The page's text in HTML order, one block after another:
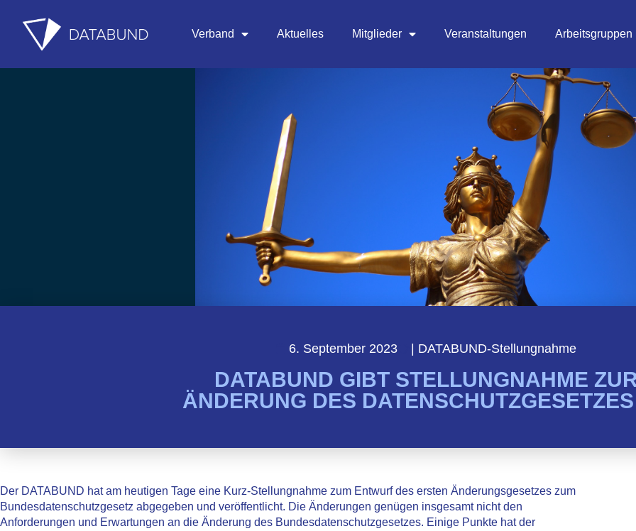
Verband Aktuelles Mitglieder Veranstaltungen Arbeitsgruppen
6. September 2023 DATABUND-Stellungnahme
DATABUND GIBT STELLUNGNAHME ZUR
ÄNDERUNG DES
Der DATABUND hat am heutigen Tage eine Kurz-Stellungnahme zum Entwurf des ersten Änderungsgesetzes zum
Bundesdatenschutzgesetz abgegeben und veröffentlicht. Die Änderungen genügen insgesamt nicht den
Anforderungen und Erwartungen an die Änderung des Bundesdatenschutzgesetzes. Einige Punkte hat der